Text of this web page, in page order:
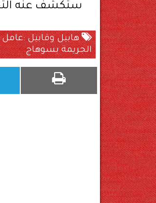
ستكشف عنه
هابيل وقابيل
الجريمة بسوهاج